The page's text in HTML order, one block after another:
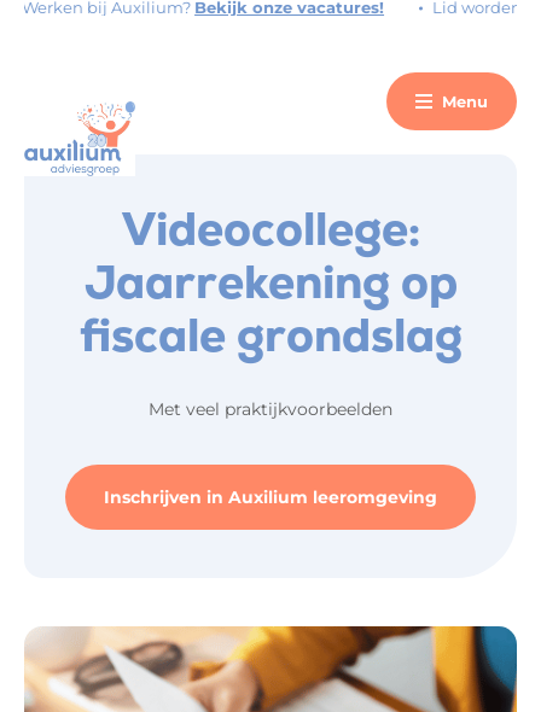
Werken bij Auxilium?Bekijk onze vacatures! Lid worden?
Menu
Videocollege:
Jaarrekening op
fiscale grondslag
Met veel praktijkvoorbeelden
Inschrijven in Auxilium leeromgeving